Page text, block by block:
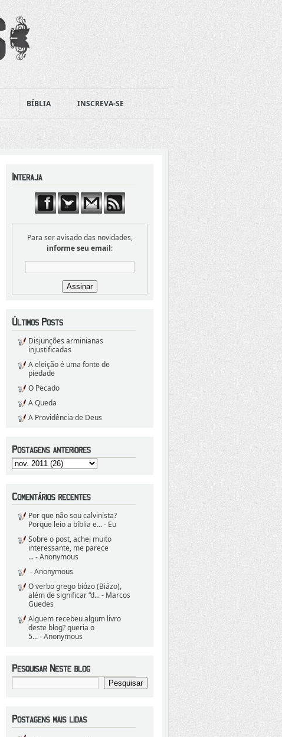
BÍBLIA INSCREVA-SE
Para ser avisado das novidades,
informe seu email:
Disjunções arminianas
injustificadas
A eleição é uma fonte de
piedade
O Pecado
A Queda
A Providência de Deus
Por que não sou calvinista?
Porque leio a bíblia e...- Eu
Sobre o post, achei muito
interessante, me parece
...- Anonymous
- Anonymous
O verbo grego biάzo (Biázo),
além de significar “d...- Marcos
Guedes
Alguem recebeu algum livro
deste blog? queria o
5...- Anonymous